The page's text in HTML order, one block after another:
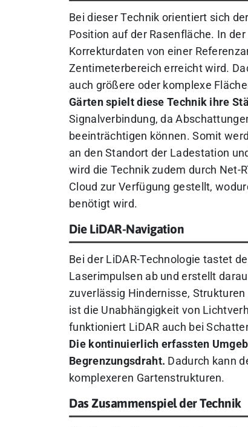
Bei dieser Technik orientiert sich
Position auf der Rasenfläche. In
Korrekturdaten von einer
Zentimeterbereich erreicht wird.
auch größere oder komplexe
Gärten spielt diese Technik ihre
Signalverbindung, da
beeinträchtigen können. Somit
an den Standort der Ladestation
wird die Technik zudem durch Net-
Cloud zur Verfügung gestellt,
benötigt wird.
Die LiDAR-Navigation
Bei der LiDAR-Technologie tastet
Laserimpulsen ab und erstellt
zuverlässig Hindernisse,
ist die Unabhängigkeit von
funktioniert LiDAR auch bei
Die kontinuierlich erfassten
Begrenzungsdraht. Dadurch kann
komplexeren Gartenstrukturen.
Das Zusammenspiel der Technik